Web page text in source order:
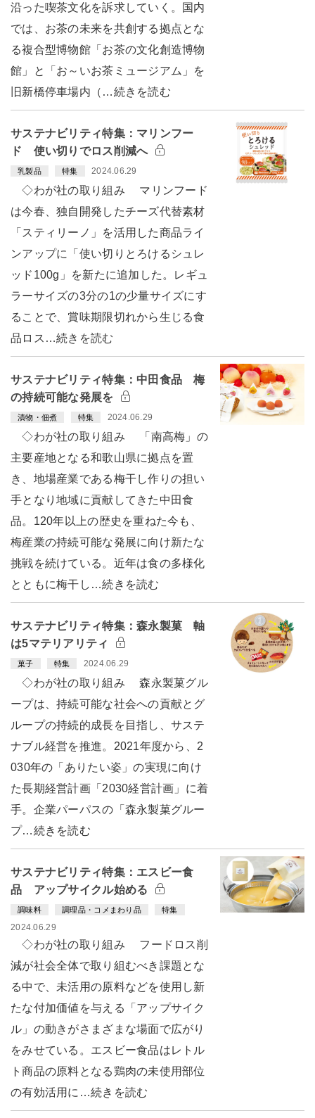
沿った喫茶文化を訴求していく。国内
では、お茶の未来を共創する拠点とな
る複合型博物館「お茶の文化創造博物
館」と「お～いお茶ミュージアム」を
旧新橋停車場内（…続きを読む
サステナビリティ特集：マリンフー
ド 使い切りでロス削減へ
乳製品 特集 2024.06.29
◇わが社の取り組み マリンフード
は今春、独自開発したチーズ代替素材
「スティリーノ」を活用した商品ライ
ンアップに「使い切りとろけるシュレ
ッド100g」を新たに追加した。レギュ
ラーサイズの3分の1の少量サイズにす
ることで、賞味期限切れから生じる食
品ロス…続きを読む
サステナビリティ特集：中田食品 梅
の持続可能な発展を
漬物・佃煮 特集 2024.06.29
◇わが社の取り組み 「南高梅」の
主要産地となる和歌山県に拠点を置
き、地場産業である梅干し作りの担い
手となり地域に貢献してきた中田食
品。120年以上の歴史を重ねた今も、
梅産業の持続可能な発展に向け新たな
挑戦を続けている。近年は食の多様化
とともに梅干し…続きを読む
サステナビリティ特集：森永製菓 軸
は5マテリアリティ
菓子 特集 2024.06.29
◇わが社の取り組み 森永製菓グル
ープは、持続可能な社会への貢献とグ
ループの持続的成長を目指し、サステ
ナブル経営を推進。2021年度から、2
030年の「ありたい姿」の実現に向け
た長期経営計画「2030経営計画」に着
手。企業パーパスの「森永製菓グルー
プ…続きを読む
サステナビリティ特集：エスビー食
品 アップサイクル始める
調味料 調理品・コメまわり品 特集
2024.06.29
◇わが社の取り組み フードロス削
減が社会全体で取り組むべき課題とな
る中で、未活用の原料などを使用し新
たな付加価値を与える「アップサイク
ル」の動きがさまざまな場面で広がり
をみせている。エスビー食品はレトル
ト商品の原料となる鶏肉の未使用部位
の有効活用に…続きを読む